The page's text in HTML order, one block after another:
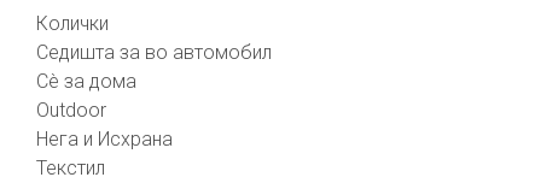
Колички
Седишта за во автомобил
Сè за дома
Outdoor
Нега и Исхрана
Текстил